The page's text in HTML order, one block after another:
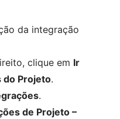
da integração
clique em Ir
do Projeto.
.
de Projeto –